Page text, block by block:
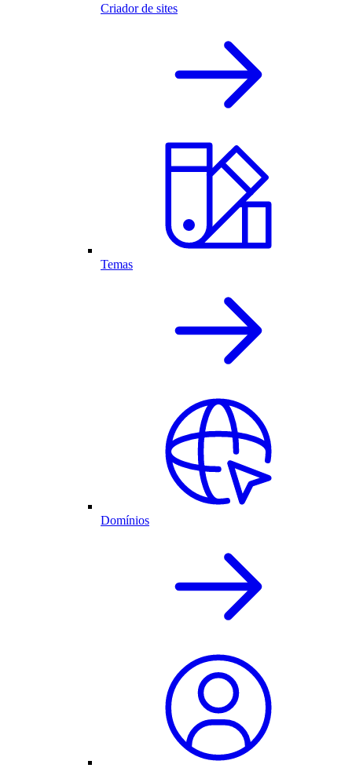
Criador de sites
Temas
Domínios